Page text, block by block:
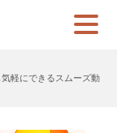
軽にできるスムーズ動